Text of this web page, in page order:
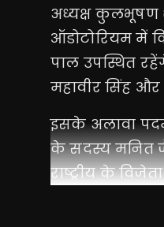
अध्यक्ष कुलभूषण
ऑडोटोरियम में
पाल उपस्थित
महावीर सिंह
इसके अलावा
के सदस्य मनित
राष्ट्रीय के